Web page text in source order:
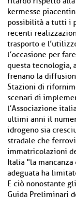
kermesse
possibilità a tutti i
recenti
trasporto e
l’occasione per
questa tecnologia,
frenano la
Stazioni di
scenari di
l’Associazione
ultimi anni il
idrogeno sia
stradale che
immatricolazioni
Italia "la
adeguata ha
E ciò nonostante
Guida Preliminari